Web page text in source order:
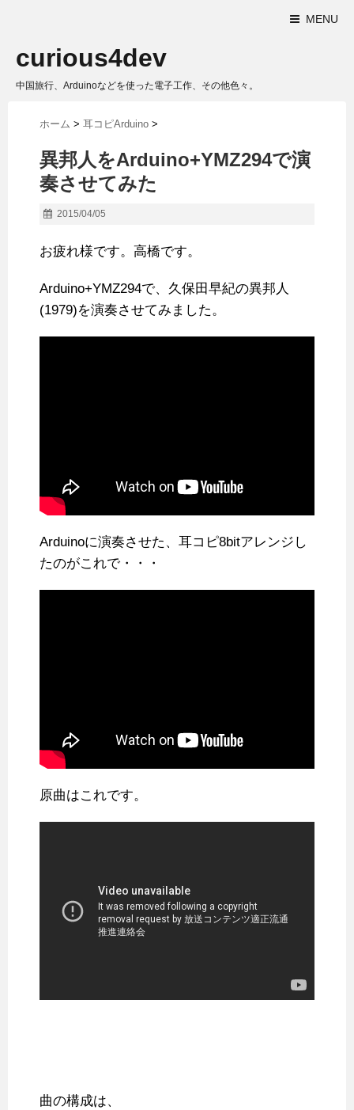
MENU
curious4dev
中国旅行、Arduinoなどを使った電子工作、その他色々。
ホーム > 耳コピArduino >
異邦人をArduino+YMZ294で演
奏させてみた
2015/04/05
お疲れ様です。高橋です。
Arduino+YMZ294で、久保田早紀の異邦人
(1979)を演奏させてみました。
Arduinoに演奏させた、耳コピ8bitアレンジし
たのがこれで・・・
原曲はこれです。
曲の構成は、